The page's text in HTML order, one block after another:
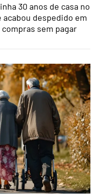
30 anos de casa no
acabou despedido em
sem pagar